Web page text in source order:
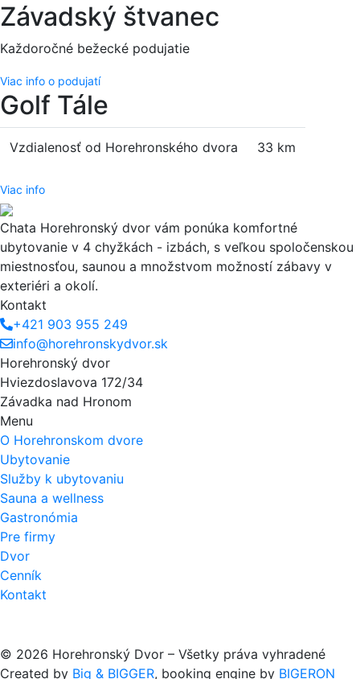
Závadský štvanec
Každoročné bežecké podujatie
Viac info o podujatí
Golf Tále
Vzdialenosť od Horehronského dvora 33 km
Viac info
Chata Horehronský dvor vám ponúka komfortné
ubytovanie v 4 chyžkách - izbách, s veľkou spoločenskou
miestnosťou, saunou a množstvom možností zábavy v
exteriéri a okolí.
Kontakt
+421 903 955 249
info@horehronskydvor.sk
Horehronský dvor
Hviezdoslavova 172/34
Závadka nad Hronom
Menu
O Horehronskom dvore
Ubytovanie
Služby k ubytovaniu
Sauna a wellness
Gastronómia
Pre firmy
Dvor
Cenník
Kontakt
© 2026 Horehronský Dvor – Všetky práva vyhradené
Created by Big & BIGGER, booking engine by BIGERON